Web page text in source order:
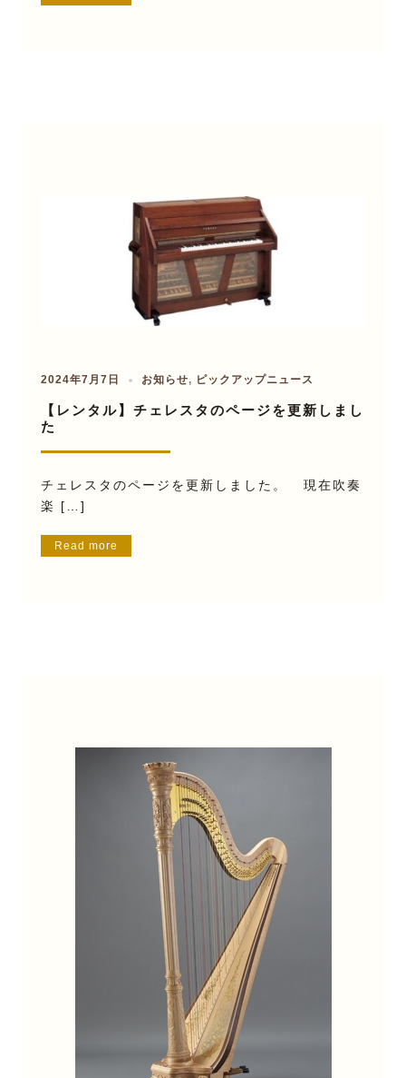
2024年7月7日 お知らせ, ピックアップニュース
【レンタル】チェレスタのページを更新しまし
た
チェレスタのページを更新しました。 現在吹奏
楽 […]
Read more